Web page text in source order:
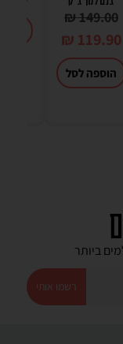
149.00
₪
119.90
₪
הוספה לסל
ביותר
רשמו אותי